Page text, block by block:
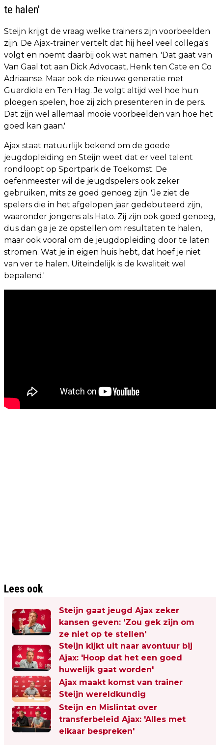
te halen'
Steijn krijgt de vraag welke trainers zijn voorbeelden
zijn. De Ajax-trainer vertelt dat hij heel veel collega's
volgt en noemt daarbij ook wat namen. 'Dat gaat van
Van Gaal tot aan Dick Advocaat, Henk ten Cate en Co
Adriaanse. Maar ook de nieuwe generatie met
Guardiola en Ten Hag. Je volgt altijd wel hoe hun
ploegen spelen, hoe zij zich presenteren in de pers.
Dat zijn wel allemaal mooie voorbeelden van hoe het
goed kan gaan.'
Ajax staat natuurlijk bekend om de goede
jeugdopleiding en Steijn weet dat er veel talent
rondloopt op Sportpark de Toekomst. De
oefenmeester wil de jeugdspelers ook zeker
gebruiken, mits ze goed genoeg zijn. 'Je ziet de
spelers die in het afgelopen jaar gedebuteerd zijn,
waaronder jongens als Hato. Zij zijn ook goed genoeg,
dus dan ga je ze opstellen om resultaten te halen,
maar ook vooral om de jeugdopleiding door te laten
stromen. Wat je in eigen huis hebt, dat hoef je niet
van ver te halen. Uiteindelijk is de kwaliteit wel
bepalend.'
Lees ook
Steijn gaat jeugd Ajax zeker
kansen geven: 'Zou gek zijn om
ze niet op te stellen'
Steijn kijkt uit naar avontuur bij
Ajax: 'Hoop dat het een goed
huwelijk gaat worden'
Ajax maakt komst van trainer
Steijn wereldkundig
Steijn en Mislintat over
transferbeleid Ajax: 'Alles met
elkaar bespreken'